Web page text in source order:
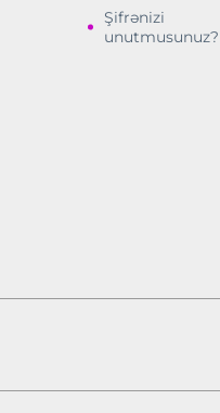
Şifrənizi
unutmusunuz?